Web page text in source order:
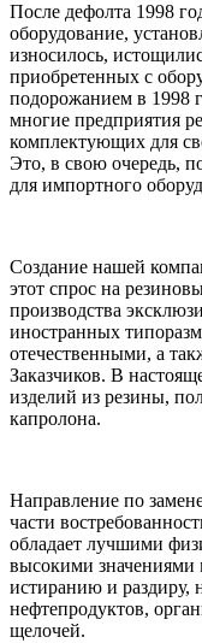
После дефолта 1998
оборудование,
износилось,
приобретенных с
подорожанием в 1998
многие предприятия
комплектующих для
Это, в свою очередь,
для импортного
Создание нашей
этот спрос на
производства
иностранных
отечественными, а
Заказчиков. В
изделий из резины,
капролона.
Направление по
части
обладает лучшими
высокими значениями
истиранию и раздиру,
нефтепродуктов,
щелочей.